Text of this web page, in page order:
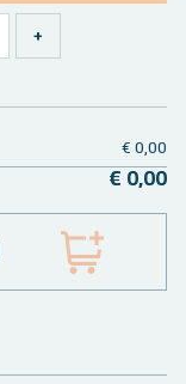
€ 0,00
€ 0,00